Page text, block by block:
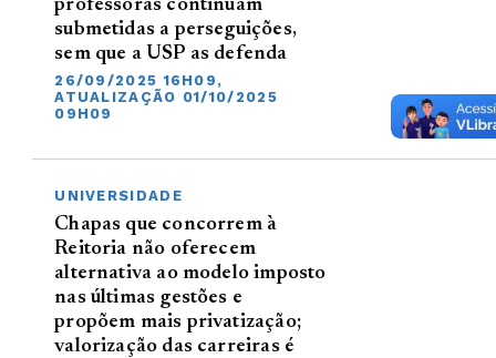
professoras continuam
submetidas a perseguições,
sem que a USP as defenda
26/09/2025 16H09,
ATUALIZAÇÃO 01/10/2025
09H09
UNIVERSIDADE
Chapas que concorrem à
Reitoria não oferecem
alternativa ao modelo imposto
nas últimas gestões e
propõem mais privatização;
valorização das carreiras é